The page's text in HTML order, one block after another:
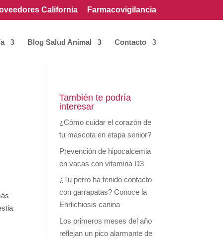
California Farmacovigilancia
Blog Salud Animal Contacto
También te podría
interesar
¿Cómo cuidar el corazón de
tu mascota en etapa senior?
Prevención de hipocalcemia
en vacas con vitamina D3
¿Tu perro ha tenido contacto
con garrapatas? Conoce la
Ehrlichiosis canina
Los primeros meses del año
reflejan un pico alarmante de